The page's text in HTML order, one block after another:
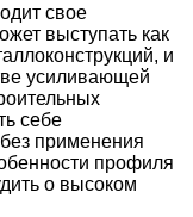
свое
выступать как
и
усиливающей
себе
применения
профиля
о высоком